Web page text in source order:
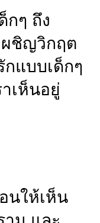
กๆ ถึง
ผชิญวิกฤต
แบบเด็กๆ
เห็นอยู่
นให้เห็น